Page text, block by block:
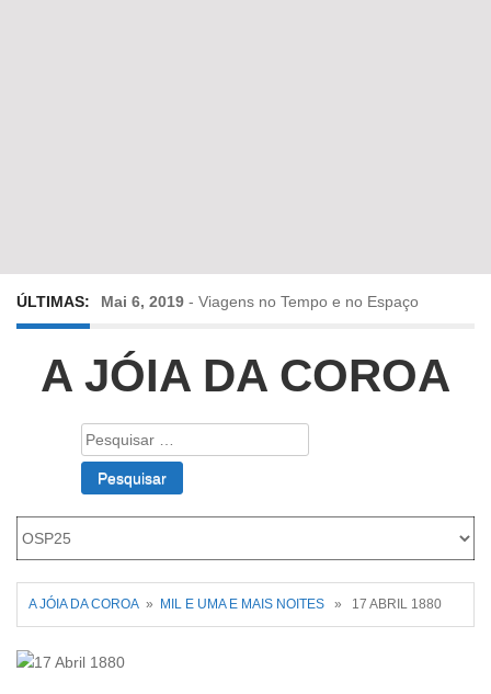
ÚLTIMAS: Mai 6, 2019 - Viagens no Tempo e no Espaço
Abr 24, 2019 -Diz-me a verdade a mentir
Fev 22, 2019
Roriz
A JÓIA DA COROA
Pesquisar
por:
A JÓIA DA COROA » MIL E UMA E MAIS NOITES » 17 ABRIL 1880